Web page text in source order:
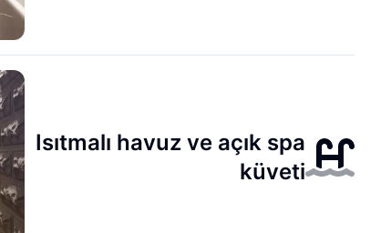
Isıtmalı havuz ve açık spa
küveti